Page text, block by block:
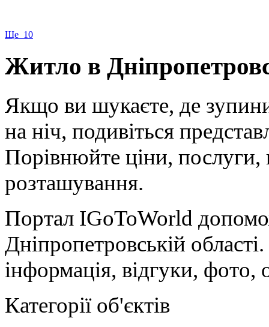
Ще 10
Житло в
Якщо ви шукаєте, де
на ніч, подивіться
Порівнюйте ціни, послуги,
розташування.
Портал IGoToWorld
Дніпропетровській
інформація, відгуки, фото,
Категорії об'єктів